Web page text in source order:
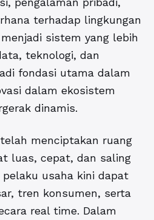
terhadap lingkungan
sistem yang lebih
teknologi, dan
fondasi utama dalam
dalam ekosistem
dinamis.
menciptakan ruang
luas, cepat, dan saling
usaha kini dapat
tren konsumen, serta
real time. Dalam